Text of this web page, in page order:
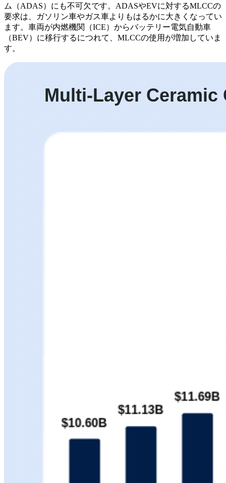
ム（ADAS）にも不可欠です。ADASやEVに対するMLCCの
要求は、ガソリン車やガス車よりもはるかに大きくなってい
ます。車両が内燃機関（ICE）からバッテリー電気自動車
（BEV）に移行するにつれて、MLCCの使用が増加していま
す。